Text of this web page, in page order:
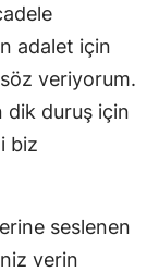
adalet için
veriyorum.
dik duruş için
biz
seslenen
verin